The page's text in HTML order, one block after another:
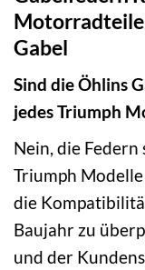
Motorradteile
Gabel
Sind die Öhlins
jedes Triumph
Nein, die
Triumph
die
Baujahr zu
und der